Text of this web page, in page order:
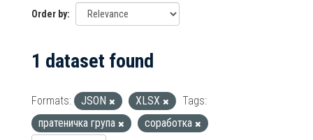
Order by
1 dataset found
Formats: JSON XLSX
Tags:
пратеничка група
соработка